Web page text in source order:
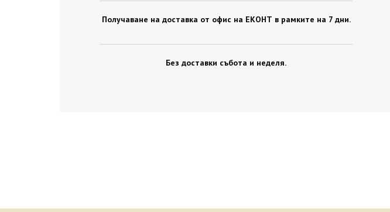
Получаване на доставка от офис на ЕКОНТ в рамките на 7 дни.
Без доставки събота и неделя.